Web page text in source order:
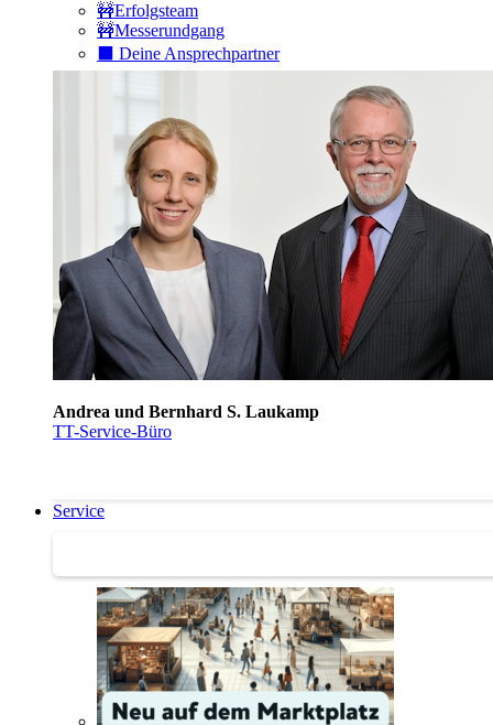
🚧Erfolgsteam
🚧Messerundgang
⬛️ Deine Ansprechpartner
Andrea und Bernhard S. Laukamp
TT-Service-Büro
Service